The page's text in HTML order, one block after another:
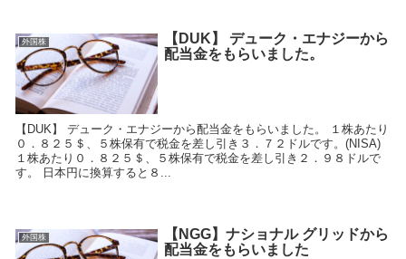
外国株
【DUK】 デューク・エナジーから
配当金をもらいました。
【DUK】 デューク・エナジーから配当金をもらいました。 １株あたり
０．８２５＄、５株保有で税金を差し引き３．７２ドルです。(NISA)
１株あたり０．８２５＄、５株保有で税金を差し引き２．９８ドルで
す。 日本円に換算すると８...
外国株
【NGG】ナショナル グリッドから
配当金をもらいました